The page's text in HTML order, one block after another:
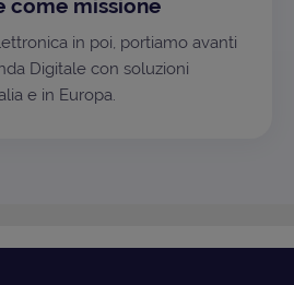
come missione
in poi, portiamo avanti
Digitale con soluzioni
e in Europa.